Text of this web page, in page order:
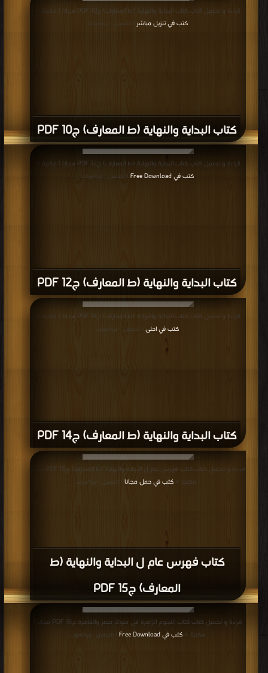
كتاب البداية والنهاية (ط المعارف) ج10 PDF
قراءة و تحميل كتاب كتاب البداية والنهاية (ط المعارف) ج10 PDF مجانا | مكتبة >
كتب في تنزيل مباشر | التحميل : مرة/مرات
كتاب البداية والنهاية (ط المعارف) ج12 PDF
قراءة و تحميل كتاب كتاب البداية والنهاية (ط المعارف) ج12 PDF مجانا | مكتبة >
كتب في Free Download
| التحميل : مرة/مرات
كتاب البداية والنهاية (ط المعارف) ج14 PDF
قراءة و تحميل كتاب كتاب البداية والنهاية (ط المعارف) ج14 PDF مجانا | مكتبة >
كتب في احلى
| التحميل : مرة/مرات
كتاب فهرس عام ل البداية والنهاية (ط
المعارف) ج15 PDF
| مكتبة > كتب في حمل مجانا | التحميل : مرة/مرات
قراءة و تحميل كتاب كتاب النجوم الزاهرة فى ملوك مصر والقاهرة ج16 PDF مجانا |
مكتبة > كتب في Free Download | التحميل : مرة/مرات